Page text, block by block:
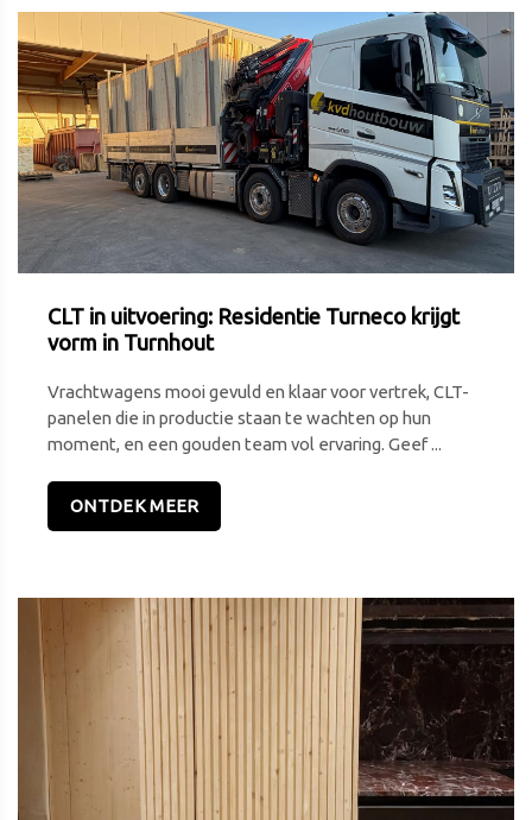
CLT in uitvoering: Residentie Turneco krijgt
vorm in Turnhout
Vrachtwagens mooi gevuld en klaar voor vertrek, CLT-
panelen die in productie staan te wachten op hun
moment, en een gouden team vol ervaring. Geef ...
ONTDEK MEER